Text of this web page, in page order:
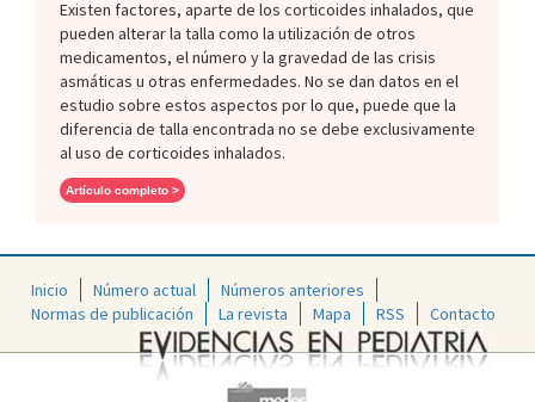
Existen factores, aparte de los corticoides inhalados, que
pueden alterar la talla como la utilización de otros
medicamentos, el número y la gravedad de las crisis
asmáticas u otras enfermedades. No se dan datos en el
estudio sobre estos aspectos por lo que, puede que la
diferencia de talla encontrada no se debe exclusivamente
al uso de corticoides inhalados.
Artículo completo >
Inicio Número actual
Números anteriores
Normas de publicación
La revista Mapa RSS Contacto